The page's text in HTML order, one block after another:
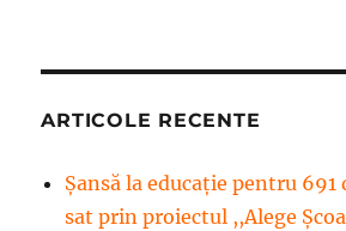
ARTICOLE RECENTE
Șansă la educație pentru 691
sat prin proiectul ,,Alege